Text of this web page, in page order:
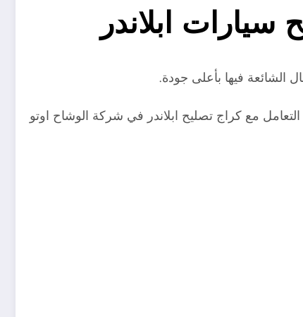
الشائعة فيها بأعلى جودة.
مع كراج تصليح ابلاندر في شركة الوشاح اوتو